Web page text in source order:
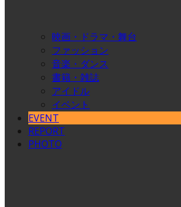
映画・ドラマ・舞台
ファッション
音楽・ダンス
書籍・雑誌
アイドル
イベント
EVENT
REPORT
PHOTO